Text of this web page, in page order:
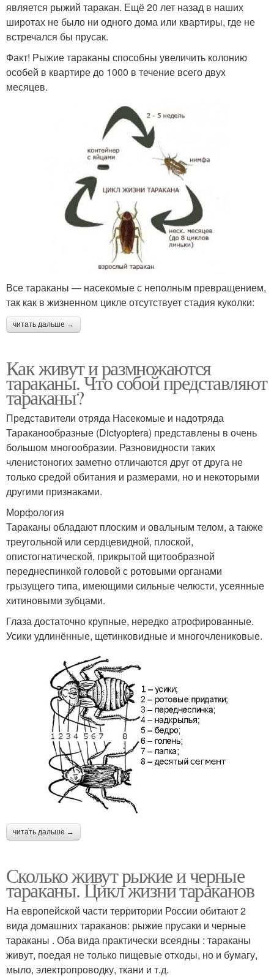
является рыжий таракан. Ещё 20 лет назад в наших
широтах не было ни одного дома или квартиры, где не
встречался бы прусак.
Факт! Рыжие тараканы способны увеличить колонию
особей в квартире до 1000 в течение всего двух
месяцев.
Все тараканы — насекомые с неполным превращением,
так как в жизненном цикле отсутствует стадия куколки:
читать дальше →
Как живут и размножаются
тараканы. Что собой представляют
тараканы?
Представители отряда Насекомые и надотряда
Тараканообразные (Dictyoptera) представлены в очень
большом многообразии. Разновидности таких
членистоногих заметно отличаются друг от друга не
только средой обитания и размерами, но и некоторыми
другими признаками.
Морфология
Тараканы обладают плоским и овальным телом, а также
треугольной или сердцевидной, плоской,
опистогнатической, прикрытой щитообразной
переднеспинкой головой с ротовыми органами
грызущего типа, имеющими сильные челюсти, усеянные
хитиновыми зубцами.
Глаза достаточно крупные, нередко атрофированные.
Усики удлинённые, щетинковидные и многочлениковые.
читать дальше →
Сколько живут рыжие и черные
тараканы. Цикл жизни тараканов
На европейской части территории России обитают 2
вида домашних тараканов: рыжие прусаки и черные
тараканы . Оба вида практически всеядны : тараканы
живут, поедая не только пищевые отходы, но и бумагу,
мыло, электропроводку, ткани и т.д.